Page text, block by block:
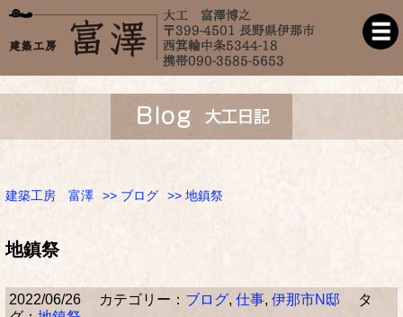
建築工房 富澤 >> ブログ >> 地鎮祭
地鎮祭
2022/06/26 カテゴリー： ブログ, 仕事, 伊那市N邸 タ